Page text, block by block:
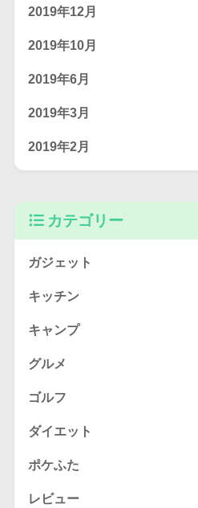
2019年12月
2019年10月
2019年6月
2019年3月
2019年2月
カテゴリー
ガジェット
キッチン
キャンプ
グルメ
ゴルフ
ダイエット
ポケふた
レビュー